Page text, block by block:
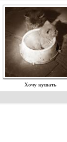
Хочу кушать